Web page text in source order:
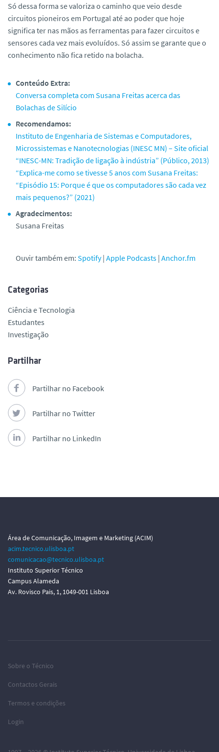
Só dessa forma se valoriza o caminho que veio desde
circuitos pioneiros em Portugal até ao poder que hoje
significa ter nas mãos as ferramentas para fazer circuitos e
sensores cada vez mais evoluídos. Só assim se garante que o
conhecimento não fica retido na bolacha.
Conteúdo Extra:
Conversa completa com Susana Freitas acerca das
Bolachas de Silício
Recomendamos:
Instituto de Engenharia de Sistemas e Computadores,
Microssistemas e Nanotecnologias (INESC MN) – Site oficial
“INESC-MN: Tradição de ligação à indústria” (Público, 2013)
“Explica-me como se tivesse 5 anos com Susana Freitas:
“Episódio 15: Porque é que os computadores são cada vez
mais pequenos?” (2021)
Agradecimentos:
Susana Freitas
Ouvir também em: Spotify| Apple Podcasts | Anchor.fm
Categorias
Ciência e Tecnologia
Estudantes
Investigação
Partilhar
Partilhar no Facebook
Partilhar no Twitter
Partilhar no LinkedIn
Área de Comunicação, Imagem e Marketing (ACIM)
acim.tecnico.ulisboa.pt
comunicacao@tecnico.ulisboa.pt
Instituto Superior Técnico
Campus Alameda
Av. Rovisco Pais, 1, 1049-001 Lisboa
Sobre o Técnico
Contactos Gerais
Termos e condições
Login